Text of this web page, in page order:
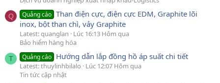
Q Quảng cáo Than điện cực, điện cực EDM, Graphite lõi
inox, bột than chì, vảy Graphite
Latest: quanglan
Lúc 16:13 Hôm qua
Bảo hiểm hàng hóa
T Quảng cáo Hướng dẫn lắp đồng hồ áp suất chi tiết
Latest: thuylinhbilalo
Lúc 12:07 Hôm qua
Tin tức cập nhật